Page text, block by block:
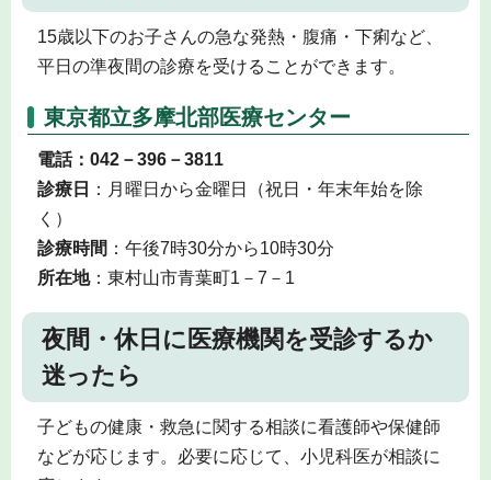
15歳以下のお子さんの急な発熱・腹痛・下痢など、
平日の準夜間の診療を受けることができます。
東京都立多摩北部医療センター
電話：042－396－3811
診療日
：月曜日から金曜日（祝日・年末年始を除
く）
診療時間 ：午後7時30分から10時30分
所在地：東村山市青葉町1－7－1
夜間・休日に医療機関を受診するか
迷ったら
子どもの健康・救急に関する相談に看護師や保健師
などが応じます。必要に応じて、小児科医が相談に